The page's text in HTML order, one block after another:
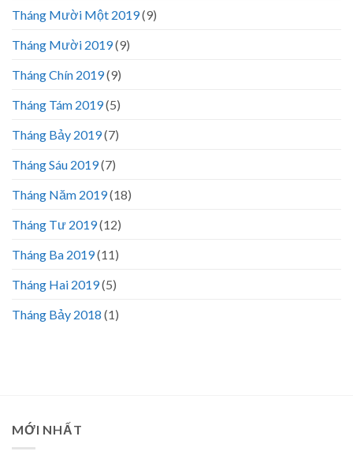
Tháng Mười Một 2019(9)
Tháng Mười 2019(9)
Tháng Chín 2019(9)
Tháng Tám 2019(5)
Tháng Bảy 2019(7)
Tháng Sáu 2019(7)
Tháng Năm 2019(18)
Tháng Tư 2019(12)
Tháng Ba 2019(11)
Tháng Hai 2019(5)
Tháng Bảy 2018 (1)
MỚI NHẤT